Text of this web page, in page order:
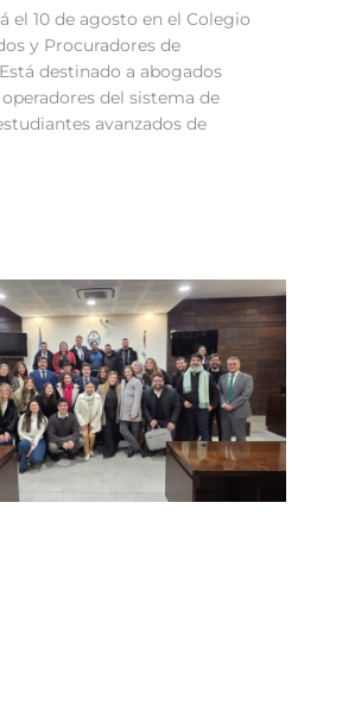
el 10 de agosto en el Colegio
y Procuradores de
destinado a abogados
del sistema de
avanzados de